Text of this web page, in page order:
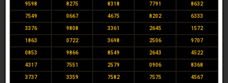
9598 8275 8318 7791 8632
7549 0667 4675 8202 6333
3376 9808 3361 2645 1572
1863 0722 3698 2506 9707
0853 9866 8549 2643 4522
4317 7551 2579 0906 8368
3737 3359 7582 7575 4567